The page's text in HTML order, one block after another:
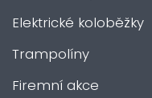
Elektrické koloběžky
Trampolíny
Firemní akce